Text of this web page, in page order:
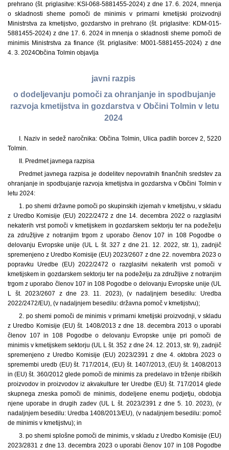
prehrano (št. priglasitve: KSI-068-5881455-2024) z dne 17. 6. 2024, mnenja
o skladnosti sheme pomoči de minimis v primarni kmetijski proizvodnji
Ministrstva za kmetijstvo, gozdarstvo in prehrano (št. priglasitve: KDM-015-
5881455-2024) z dne 17. 6. 2024 in mnenja o skladnosti sheme pomoči de
minimis Ministrstva za finance (št. priglasitve: M001-5881455-2024) z dne
4. 3. 2024Občina Tolmin objavlja
javni razpis
o dodeljevanju pomoči za ohranjanje in spodbujanje
razvoja kmetijstva in gozdarstva v Občini Tolmin v letu
2024
I. Naziv in sedež naročnika: Občina Tolmin, Ulica padlih borcev 2, 5220
Tolmin.
II. Predmet javnega razpisa
Predmet javnega razpisa je dodelitev nepovratnih finančnih sredstev za
ohranjanje in spodbujanje razvoja kmetijstva in gozdarstva v Občini Tolmin v
letu 2024:
1. po shemi državne pomoči po skupinskih izjemah v kmetijstvu, v skladu
z Uredbo Komisije (EU) 2022/2472 z dne 14. decembra 2022 o razglasitvi
nekaterih vrst pomoči v kmetijskem in gozdarskem sektorju ter na podeželju
za združljive z notranjim trgom z uporabo členov 107 in 108 Pogodbe o
delovanju Evropske unije (UL L št. 327 z dne 21. 12. 2022, str. 1), zadnjič
spremenjeno z Uredbo Komisije (EU) 2023/2607 z dne 22. novembra 2023 o
popravku Uredbe (EU) 2022/2472 o razglasitvi nekaterih vrst pomoči v
kmetijskem in gozdarskem sektorju ter na podeželju za združljive z notranjim
trgom z uporabo členov 107 in 108 Pogodbe o delovanju Evropske unije (UL
L št. 2023/2607 z dne 23. 11. 2023), (v nadaljnjem besedilu: Uredba
2022/2472/EU), (v nadaljnjem besedilu: državna pomoč v kmetijstvu);
2. po shemi pomoči de minimis v primarni kmetijski proizvodnji, v skladu
z Uredbo Komisije (EU) št. 1408/2013 z dne 18. decembra 2013 o uporabi
členov 107 in 108 Pogodbe o delovanju Evropske unije pri pomoči de
minimis v kmetijskem sektorju (UL L št. 352 z dne 24. 12. 2013, str. 9), zadnjič
spremenjeno z Uredbo Komisije (EU) 2023/2391 z dne 4. oktobra 2023 o
spremembi uredb (EU) št. 717/2014, (EU) št. 1407/2013, (EU) št. 1408/2013
in (EU) št. 360/2012 glede pomoči de minimis za predelavo in trženje ribiških
proizvodov in proizvodov iz akvakulture ter Uredbe (EU) št. 717/2014 glede
skupnega zneska pomoči de minimis, dodeljene enemu podjetju, obdobja
njene uporabe in drugih zadev (UL L št. 2023/2391 z dne 5. 10. 2023), (v
nadaljnjem besedilu: Uredba 1408/2013/EU), (v nadaljnjem besedilu: pomoč
de minimis v kmetijstvu); in
3. po shemi splošne pomoči de minimis, v skladu z Uredbo Komisije (EU)
2023/2831 z dne 13. decembra 2023 o uporabi členov 107 in 108 Pogodbe